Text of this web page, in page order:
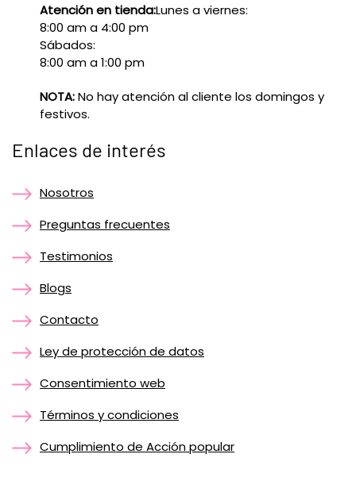
Atención en tienda:Lunes a viernes:
8:00 am a 4:00 pm
Sábados:
8:00 am a 1:00 pm
NOTA:No hay atención al cliente los domingos y
festivos.
Enlaces de interés
Nosotros
Preguntas frecuentes
Testimonios
Blogs
Contacto
Ley de protección de datos
Consentimiento web
Términos y condiciones
Cumplimiento de Acción popular